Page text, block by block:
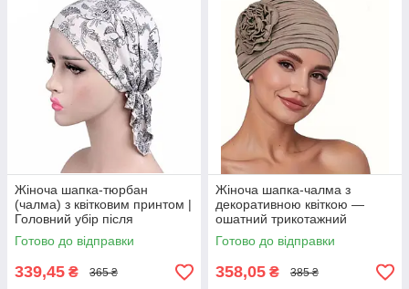
Жіноча шапка-тюрбан
(чалма) з квітковим принтом |
Головний убір після
хіміотерапії, при алопеції |
Літня хустка на голову
Готово до відправки
339,45 ₴ 365 ₴
Жіноча шапка-чалма з
декоративною квіткою —
ошатний трикотажний
тюрбан, колір Кава з
молоком
Готово до відправки
358,05 ₴ 385 ₴